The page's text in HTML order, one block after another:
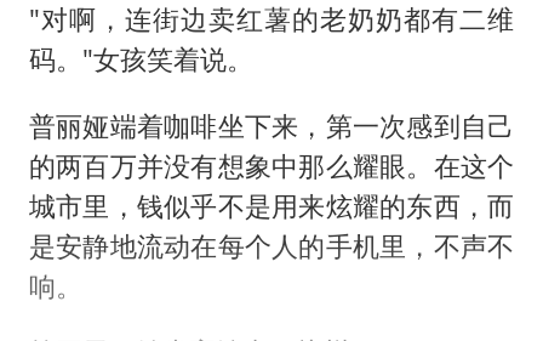
"对啊，连街边卖红薯的老奶奶都有二维
码。"女孩笑着说。
普丽娅端着咖啡坐下来，第一次感到自己
的两百万并没有想象中那么耀眼。在这个
城市里，钱似乎不是用来炫耀的东西，而
是安静地流动在每个人的手机里，不声不
响。